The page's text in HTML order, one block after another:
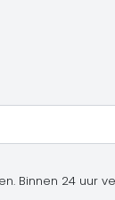
Binnen 24 uur